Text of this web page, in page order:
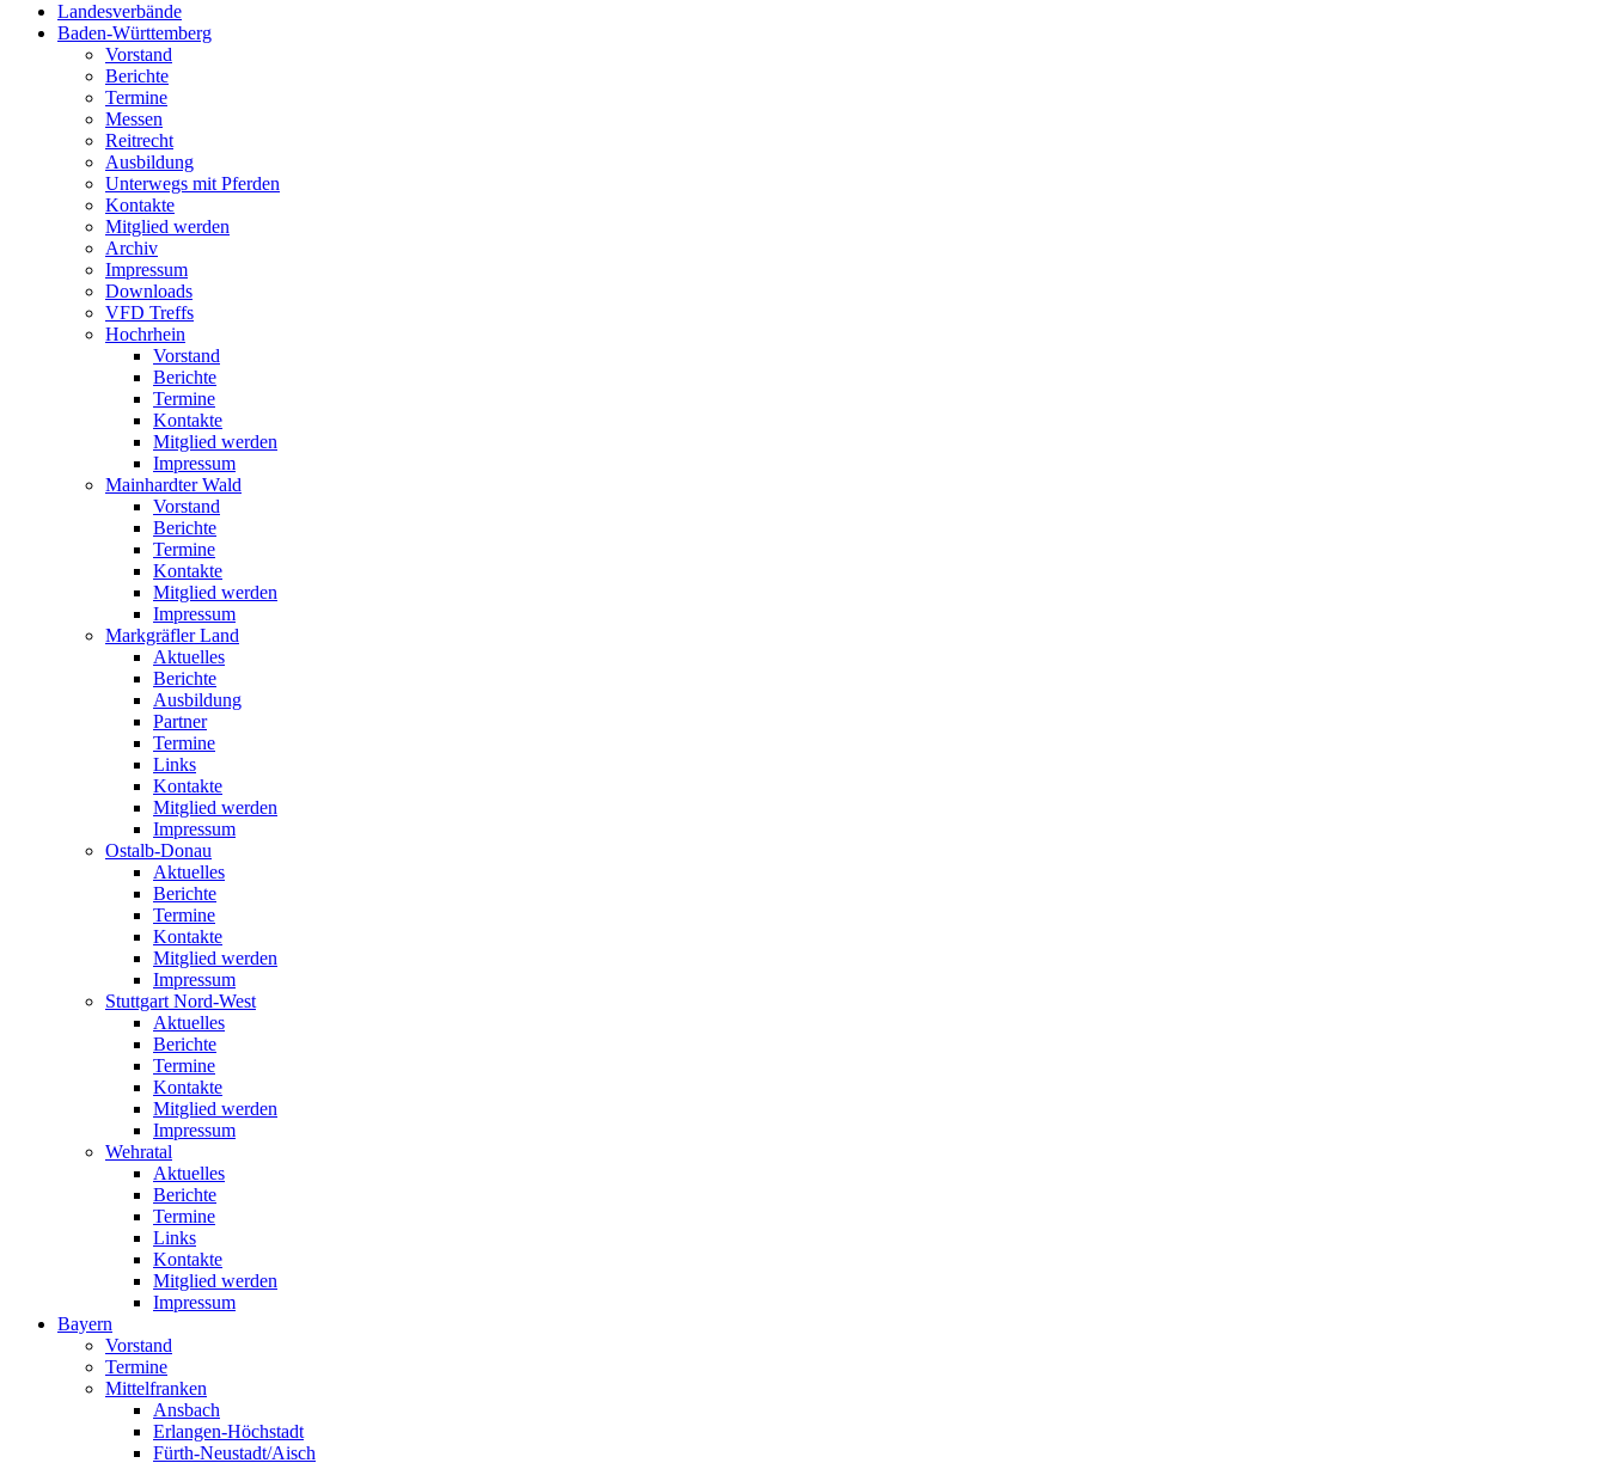
Landesverbände
Baden-Württemberg
Vorstand
Berichte
Termine
Messen
Reitrecht
Ausbildung
Unterwegs mit Pferden
Kontakte
Mitglied werden
Archiv
Impressum
Downloads
VFD Treffs
Hochrhein
Vorstand
Berichte
Termine
Kontakte
Mitglied werden
Impressum
Mainhardter Wald
Vorstand
Berichte
Termine
Kontakte
Mitglied werden
Impressum
Markgräfler Land
Aktuelles
Berichte
Ausbildung
Partner
Termine
Links
Kontakte
Mitglied werden
Impressum
Ostalb-Donau
Aktuelles
Berichte
Termine
Kontakte
Mitglied werden
Impressum
Stuttgart Nord-West
Aktuelles
Berichte
Termine
Kontakte
Mitglied werden
Impressum
Wehratal
Aktuelles
Berichte
Termine
Links
Kontakte
Mitglied werden
Impressum
Bayern
Vorstand
Termine
Mittelfranken
Ansbach
Erlangen-Höchstadt
Fürth-Neustadt/Aisch